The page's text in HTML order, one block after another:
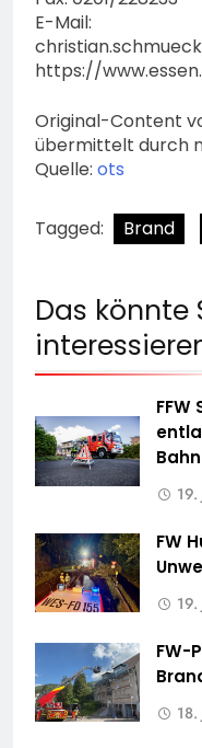
E-Mail:
https://
Original-Content
übermittelt durch
Quelle: ots
Tagged: Brand
Das könnte
FW
FW-